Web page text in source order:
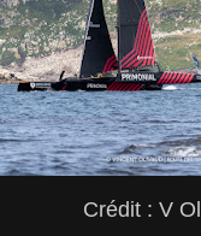
Crédit : V